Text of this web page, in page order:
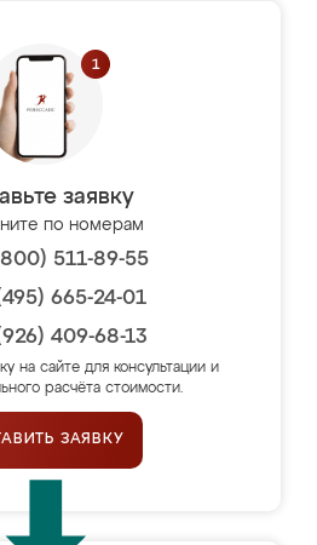
заявку
по номерам
511-89-55
665-24-01
409-68-13
на сайте для консультации и
расчёта стоимости.
ЗАЯВКУ